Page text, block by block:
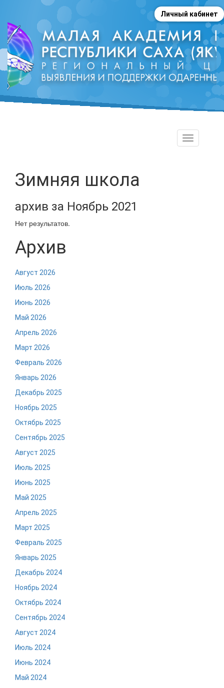
Личный кабинет
Toggle
navigation
Зимняя школа
архив за Ноябрь 2021
Нет результатов.
Архив
Август 2026
Июль 2026
Июнь 2026
Май 2026
Апрель 2026
Март 2026
Февраль 2026
Январь 2026
Декабрь 2025
Ноябрь 2025
Октябрь 2025
Сентябрь 2025
Август 2025
Июль 2025
Июнь 2025
Май 2025
Апрель 2025
Март 2025
Февраль 2025
Январь 2025
Декабрь 2024
Ноябрь 2024
Октябрь 2024
Сентябрь 2024
Август 2024
Июль 2024
Июнь 2024
Май 2024